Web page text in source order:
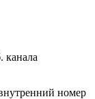
канала
номер